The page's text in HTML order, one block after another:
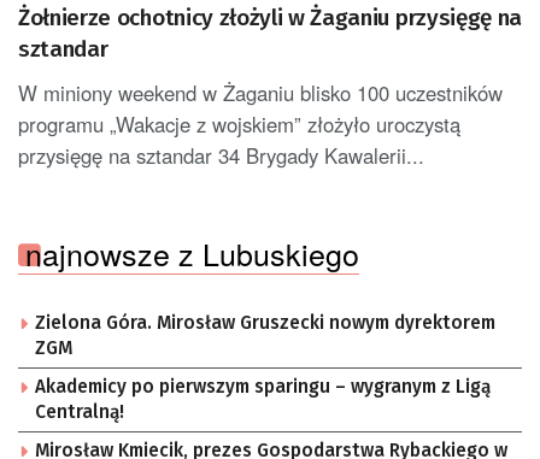
Żołnierze ochotnicy złożyli w Żaganiu przysięgę na
sztandar
W miniony weekend w Żaganiu blisko 100 uczestników
programu „Wakacje z wojskiem” złożyło uroczystą
przysięgę na sztandar 34 Brygady Kawalerii...
najnowsze z Lubuskiego
Zielona Góra. Mirosław Gruszecki nowym dyrektorem
ZGM
Akademicy po pierwszym sparingu – wygranym z Ligą
Centralną!
Mirosław Kmiecik, prezes Gospodarstwa Rybackiego w